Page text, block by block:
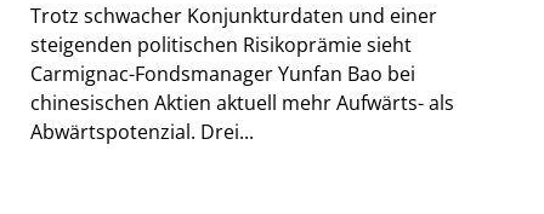
Trotz schwacher Konjunkturdaten und einer
steigenden politischen Risikoprämie sieht
Carmignac-Fondsmanager Yunfan Bao bei
chinesischen Aktien aktuell mehr Aufwärts- als
Abwärtspotenzial. Drei...